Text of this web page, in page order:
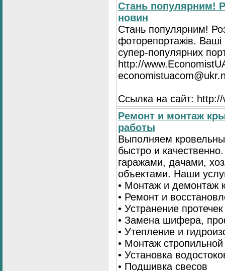
Стань популярним!
новин
Стань популярним!
фоторепортажів. Ваші
супер-популярних
http://
Ссылка на сайт:
Ремонт и монтаж
работы
Выполняем
быстро и
гаражами, дачами,
объектами. Наши
• Монтаж и демонтаж
• Ремонт и
• Устранение протечек
• Замена шифера,
• Утепление и
• Монтаж
• Установка
• Подшивка свесов